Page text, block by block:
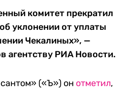
комитет прекратил
уклонении от уплаты
Чекалиных», —
агентству РИА Новости.
(«Ъ») он отметил,